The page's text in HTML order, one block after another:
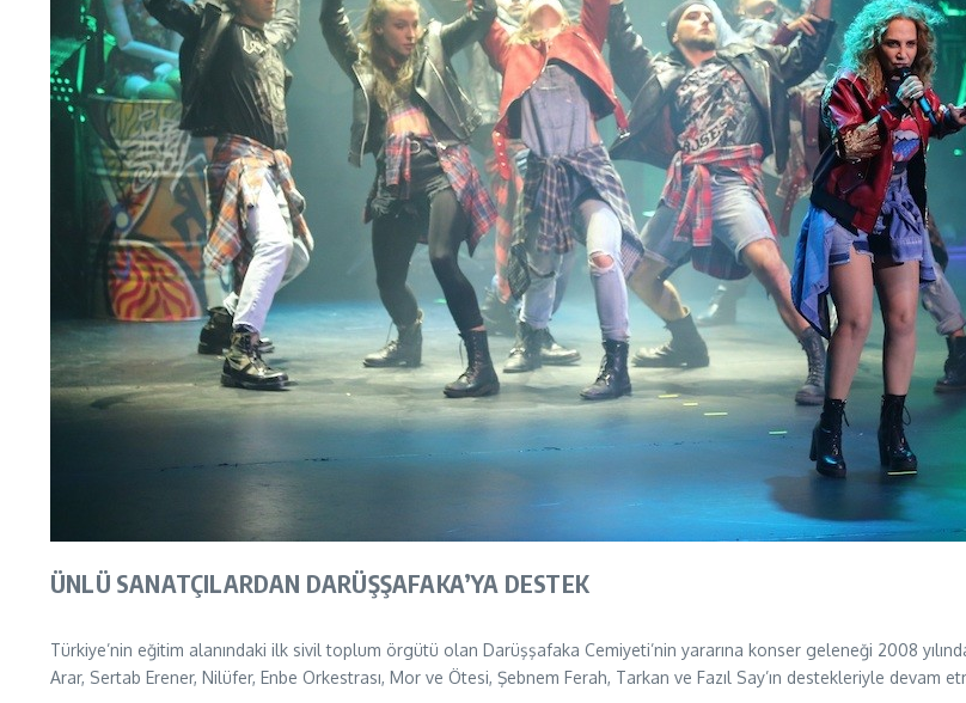
ÜNLÜ SANATÇILARDAN DARÜŞŞAFAKA’YA DESTEK
Türkiye’nin eğitim alanındaki ilk sivil toplum örgütü olan Darüşşafaka Cemiyeti’nin yararına konser geleneği 2008
Arar, Sertab Erener, Nilüfer, Enbe Orkestrası, Mor ve Ötesi, Şebnem Ferah, Tarkan ve Fazıl Say’ın destekleriyle devam